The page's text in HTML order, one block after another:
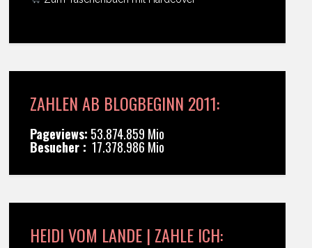
ZAHLEN AB BLOGBEGINN 2011:
Pageviews: 53.874.859 Mio
Besucher : 17.378.986 Mio
HEIDI VOM LANDE | ZAHLE ICH: